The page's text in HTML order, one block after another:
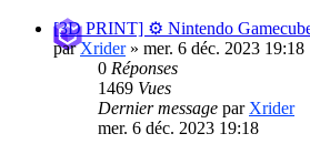
[3D PRINT] ⚙️ Nintendo
parXrider» mer. 6 déc. 2023 19:18
0 Réponses
1469 Vues
Dernier message par Xrider
mer. 6 déc. 2023 19:18